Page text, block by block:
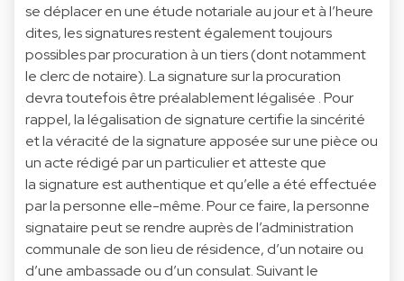
se déplacer en une étude notariale au jour et à l’heure
dites, les signatures restent également toujours
possibles par procuration à un tiers (dont notamment
le clerc de notaire). La signature sur la procuration
devra toutefois être préalablement légalisée . Pour
rappel, la légalisation de signature certifie la sincérité
et la véracité de la signature apposée sur une pièce ou
un acte rédigé par un particulier et atteste que
la signature est authentique et qu’elle a été effectuée
par la personne elle-même. Pour ce faire, la personne
signataire peut se rendre auprès de l’administration
communale de son lieu de résidence, d’un notaire ou
d’une ambassade ou d’un consulat. Suivant le